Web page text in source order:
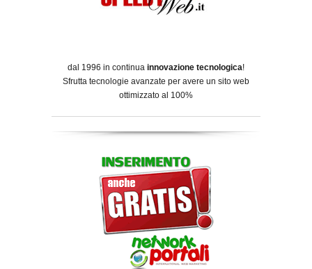
dal 1996 in continua innovazione tecnologica!
Sfrutta tecnologie avanzate per avere un sito web
ottimizzato al 100%